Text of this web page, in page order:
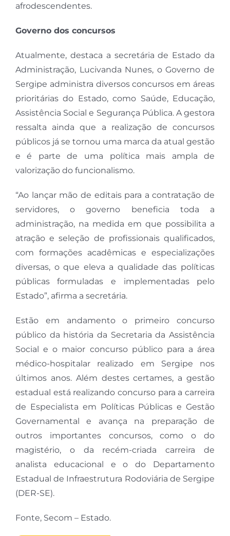
afrodescendentes.
Governo dos concursos
Atualmente, destaca a secretária de Estado da
Administração, Lucivanda Nunes, o Governo de
Sergipe administra diversos concursos em áreas
prioritárias do Estado, como Saúde, Educação,
Assistência Social e Segurança Pública. A gestora
ressalta ainda que a realização de concursos
públicos já se tornou uma marca da atual gestão
e é parte de uma política mais ampla de
valorização do funcionalismo.
“Ao lançar mão de editais para a contratação de
servidores, o governo beneficia toda a
administração, na medida em que possibilita a
atração e seleção de profissionais qualificados,
com formações acadêmicas e especializações
diversas, o que eleva a qualidade das políticas
públicas formuladas e implementadas pelo
Estado”, afirma a secretária.
Estão em andamento o primeiro concurso
público da história da Secretaria da Assistência
Social e o maior concurso público para a área
médico-hospitalar realizado em Sergipe nos
últimos anos. Além destes certames, a gestão
estadual está realizando concurso para a carreira
de Especialista em Políticas Públicas e Gestão
Governamental e avança na preparação de
outros importantes concursos, como o do
magistério, o da recém-criada carreira de
analista educacional e o do Departamento
Estadual de Infraestrutura Rodoviária de Sergipe
(DER-SE).
Fonte, Secom – Estado.